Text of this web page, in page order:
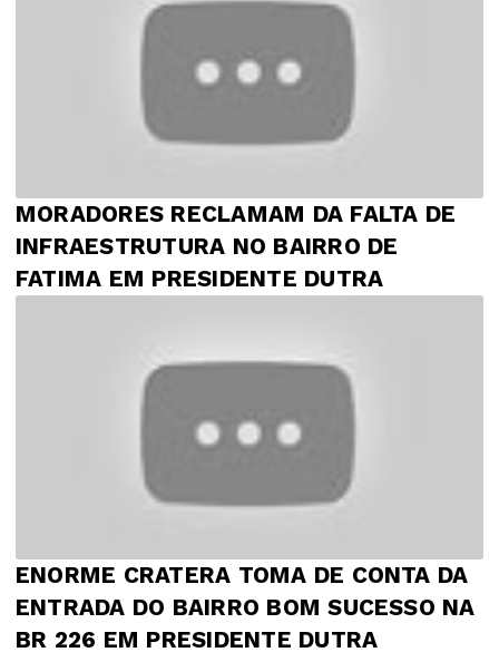
MORADORES RECLAMAM DA FALTA DE
INFRAESTRUTURA NO BAIRRO DE
FATIMA EM PRESIDENTE DUTRA
ENORME CRATERA TOMA DE CONTA DA
ENTRADA DO BAIRRO BOM SUCESSO NA
BR 226 EM PRESIDENTE DUTRA